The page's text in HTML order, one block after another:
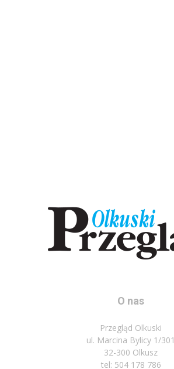
O nas
Przegląd Olkuski
ul. Marcina Bylicy 1/301
32-300 Olkusz
tel: 504 178 786